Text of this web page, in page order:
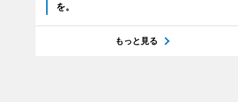
を。
もっと見る